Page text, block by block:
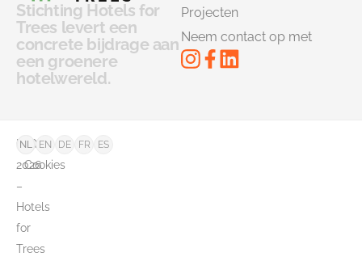
Stichting Hotels for
Trees levert een
concrete bijdrage aan
een groenere
hotelwereld.
Projecten
Neem contact op met
©
2026
–
Hotels
for
Trees
FAQ
Cookies
NL EN DE FR ES